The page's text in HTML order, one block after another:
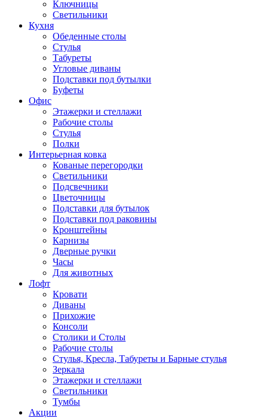
Ключницы
Светильники
Кухня
Обеденные столы
Стулья
Табуреты
Угловые диваны
Подставки под бутылки
Буфеты
Офис
Этажерки и стеллажи
Рабочие столы
Стулья
Полки
Интерьерная ковка
Кованые перегородки
Светильники
Подсвечники
Цветочницы
Подставки для бутылок
Подставки под раковины
Кронштейны
Карнизы
Дверные ручки
Часы
Для животных
Лофт
Кровати
Диваны
Прихожие
Консоли
Столики и Столы
Рабочие столы
Стулья, Кресла, Табуреты и Барные стулья
Зеркала
Этажерки и стеллажи
Светильники
Тумбы
Акции